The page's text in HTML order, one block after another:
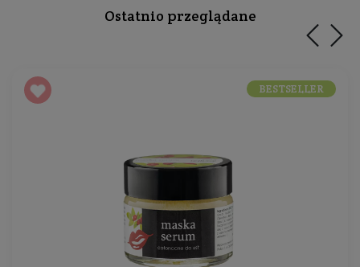
Ostatnio przeglądane
BESTSELLER